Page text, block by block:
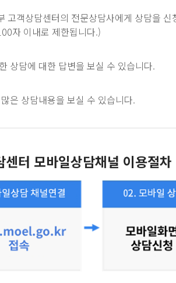
고객상담센터의 전문상담사에게 상담을
자 이내로 제한됩니다.)
상담에 대한 답변을 보실 수 있습니다.
많은 상담내용을 보실 수 있습니다.
센터 모바일상담채널 이용절차